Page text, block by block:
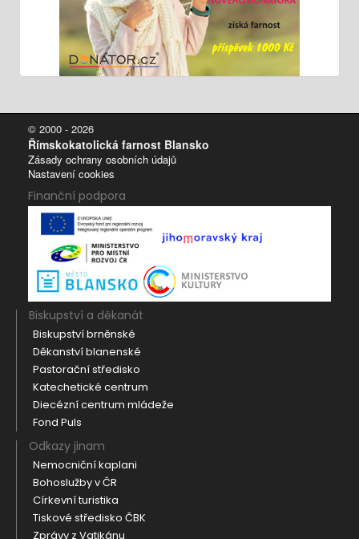
© 2000 - 2026
Římskokatolická farnost Blansko
Zásady ochrany osobních údajů
Nastavení cookies
Finanční podpora
Biskupství a děkanát
Biskupství brněnské
Děkanství blanenské
Pastorační středisko
Katechetické centrum
Diecézní centrum mládeže
Fond Puls
Odkazy jinam
Nemocniční kaplani
Bohoslužby v ČR
Církevní turistika
Tiskové středisko ČBK
Zprávy z Vatikánu